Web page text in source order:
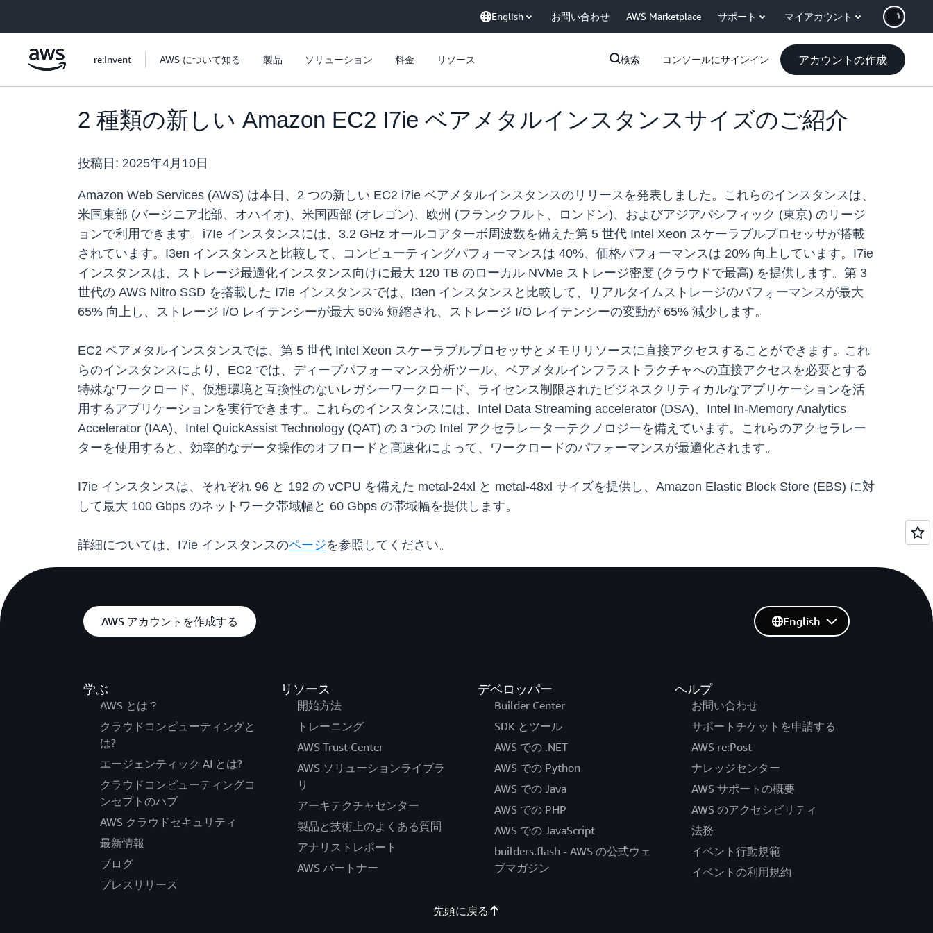
English お問い合わせ AWS Marketplace サポート マイアカウント
re:Invent AWS について知る 製品 ソリューション 料金 リソース 検索 コンソールにサインイン アカウントの作成
2 種類の新しい Amazon EC2 I7ie ベアメタルインスタンスサイズのご紹介
投稿日: 2025年4月10日
Amazon Web Services (AWS) は本日、2 つの新しい EC2 i7ie ベアメタルインスタンスのリリースを発表しました。これらのインスタンスは、
米国東部 (バージニア北部、オハイオ)、米国西部 (オレゴン)、欧州 (フランクフルト、ロンドン)、およびアジアパシフィック (東京) のリージ
ョンで利用できます。i7Ie インスタンスには、3.2 GHz オールコアターボ周波数を備えた第 5 世代 Intel Xeon スケーラブルプロセッサが搭載
されています。I3en インスタンスと比較して、コンピューティングパフォーマンスは 40%、価格パフォーマンスは 20% 向上しています。I7ie
インスタンスは、ストレージ最適化インスタンス向けに最大 120 TB のローカル NVMe ストレージ密度 (クラウドで最高) を提供します。第 3
世代の AWS Nitro SSD を搭載した I7ie インスタンスでは、I3en インスタンスと比較して、リアルタイムストレージのパフォーマンスが最大
65% 向上し、ストレージ I/O レイテンシーが最大 50% 短縮され、ストレージ I/O レイテンシーの変動が 65% 減少します。
EC2 ベアメタルインスタンスでは、第 5 世代 Intel Xeon スケーラブルプロセッサとメモリリソースに直接アクセスすることができます。これ
らのインスタンスにより、EC2 では、ディープパフォーマンス分析ツール、ベアメタルインフラストラクチャへの直接アクセスを必要とする
特殊なワークロード、仮想環境と互換性のないレガシーワークロード、ライセンス制限されたビジネスクリティカルなアプリケーションを活
用するアプリケーションを実行できます。これらのインスタンスには、Intel Data Streaming accelerator (DSA)、Intel In-Memory Analytics
Accelerator (IAA)、Intel QuickAssist Technology (QAT) の 3 つの Intel アクセラレーターテクノロジーを備えています。これらのアクセラレー
ターを使用すると、効率的なデータ操作のオフロードと高速化によって、ワークロードのパフォーマンスが最適化されます。
I7ie インスタンスは、それぞれ 96 と 192 の vCPU を備えた metal-24xl と metal-48xl サイズを提供し、Amazon Elastic Block Store (EBS) に対
して最大 100 Gbps のネットワーク帯域幅と 60 Gbps の帯域幅を提供します。
詳細については、I7ie インスタンスのページを参照してください。
AWS アカウントを作成する
学ぶ
AWS とは？
クラウドコンピューティングと
は?
エージェンティック AI とは?
クラウドコンピューティングコ
ンセプトのハブ
AWS クラウドセキュリティ
最新情報
ブログ
プレスリリース
リソース
開始方法
トレーニング
AWS Trust Center
AWS ソリューションライブラ
リ
アーキテクチャセンター
製品と技術上のよくある質問
アナリストレポート
AWS パートナー
デベロッパー
Builder Center
SDK とツール
AWS での .NET
AWS での Python
AWS での Java
AWS での PHP
AWS での JavaScript
builders.flash - AWS の公式ウェ
ブマガジン
ヘルプ
お問い合わせ
サポートチケットを申請する
AWS re:Post
ナレッジセンター
AWS サポートの概要
AWS のアクセシビリティ
法務
イベント行動規範
イベントの利用規約
English
先頭に戻る